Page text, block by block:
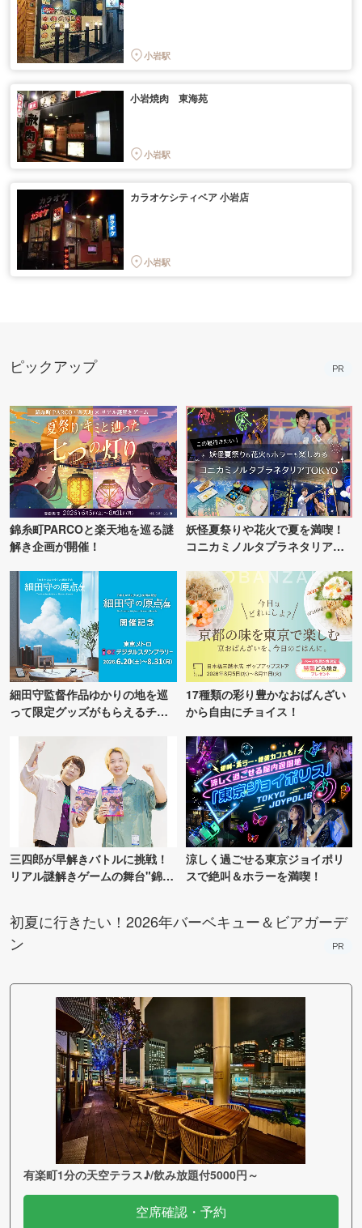
小岩駅
小岩焼肉 東海苑
小岩駅
カラオケシティベア 小岩店
小岩駅
ピックアップ PR
錦糸町PARCOと楽天地を巡る謎
解き企画が開催！
妖怪夏祭りや花火で夏を満喫！
コニカミノルタプラネタリア
細田守監督作品ゆかりの地を巡
って限定グッズがもらえるチャ
17種類の彩り豊かなおばんざい
から自由にチョイス！
三四郎が早解きバトルに挑戦！
リアル謎解きゲームの舞台"錦糸
涼しく過ごせる東京ジョイポリ
スで絶叫＆ホラーを満喫！
初夏に行きたい！2026年バーベキュー＆ビアガーデ
ン
PR
有楽町1分の天空テラス♪/飲み放題付5000円～
空席確認・予約